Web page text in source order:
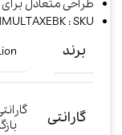
طراحی متعادل
: SKU
برند
گارانتی